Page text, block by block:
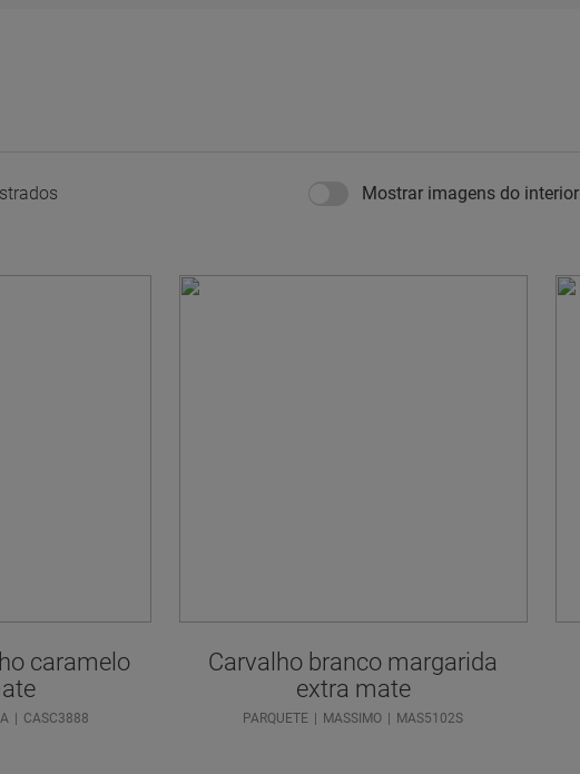
Mostrar imagens do interior
caramelo
CASC3888
Carvalho branco margarida
extra mate
PARQUETE MASSIMO MAS5102S